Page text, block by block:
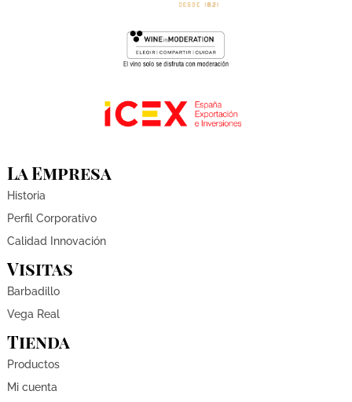
La Empresa
Historia
Perfil Corporativo
Calidad Innovación
Visitas
Barbadillo
Vega Real
Tienda
Productos
Mi cuenta